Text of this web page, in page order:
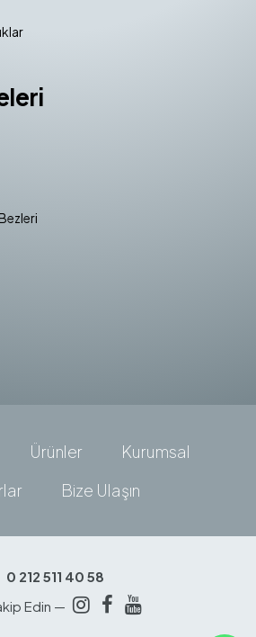
Ürünler
Kurumsal
Bize Ulaşın
0 212 511 40 58
Edin —